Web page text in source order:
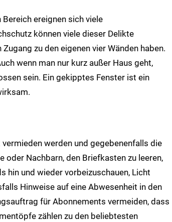
ereignen sich viele
können viele dieser Delikte
zu den eigenen vier Wänden haben.
wenn man nur kurz außer Haus geht,
sein. Ein gekipptes Fenster ist ein
werden und gegebenenfalls die
oder Nachbarn, den Briefkasten zu leeren,
hin und wieder vorbeizuschauen, Licht
Hinweise auf eine Abwesenheit in den
für Abonnements vermeiden, dass
zählen zu den beliebtesten